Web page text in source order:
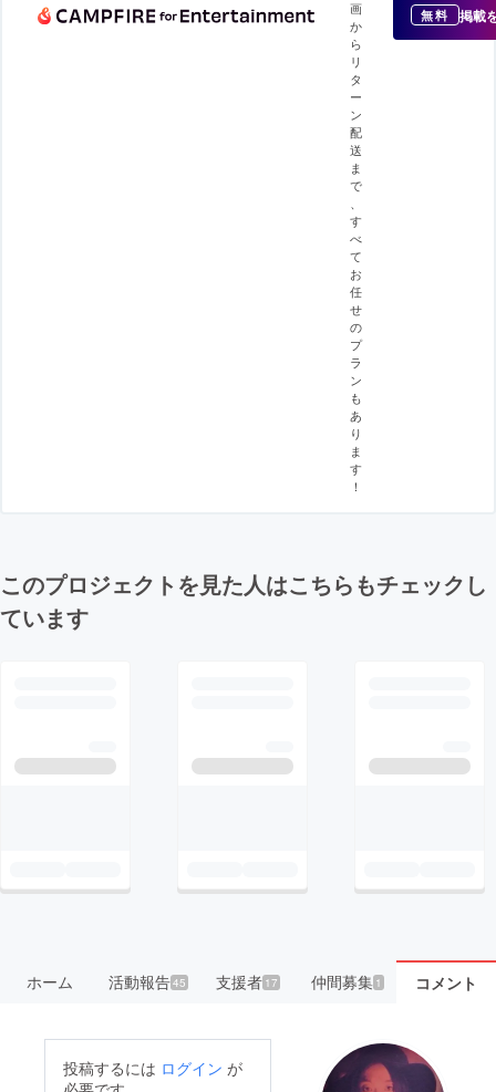
画
か
ら
リ
タ
ー
ン
配
送
ま
で
す
べ
て
お
任
せ
の
プ
ラ
ン
も
あ
り
ま
す
！
無料 掲載
このプロジェクトを見た人はこちらもチェックし
ています
ホーム 活動報告45 支援者 17 仲間募集 1 コメント
投稿するには ログイン が